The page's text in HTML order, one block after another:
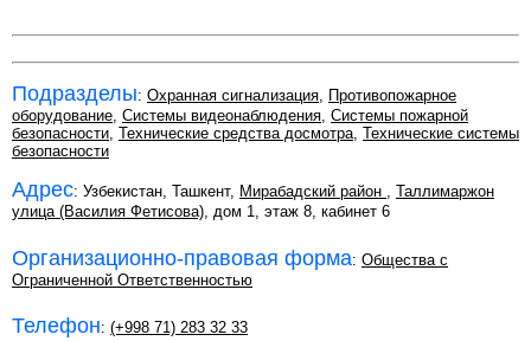
Подразделы: Охранная сигнализация, Противопожарное
оборудование, Системы видеонаблюдения, Системы пожарной
безопасности, Технические средства досмотра, Технические системы
безопасности
Адрес: Узбекистан, Ташкент, Мирабадский район , Таллимаржон
улица (Василия Фетисова), дом 1, этаж 8, кабинет 6
Организационно-правовая форма: Общества с
Ограниченной Ответственностью
Телефон: (+998 71) 283 32 33